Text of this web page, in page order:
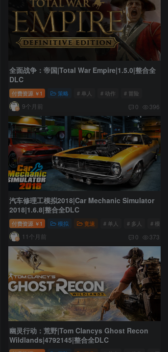
全面战争：帝国|Total War Empire|1.5.0|整合全
DLC
付费资源 ￥ 1 策略 # 单人 # 动作 # 冒险
9个月前 0 396
汽车修理工模拟2018|Car Mechanic Simulator
2018|1.6.8|整合全DLC
付费资源 ￥ 1 模拟 竞速 # 单人 # 多人 # 模拟
11个月前 0 373
幽灵行动：荒野|Tom Clancys Ghost Recon
Wildlands|4792145|整合全DLC